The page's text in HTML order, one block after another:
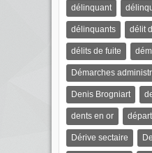
délinquant
délinquants délit
délits de fuite
Démarches
Denis Brogniart
dents en or
Dérive sectaire